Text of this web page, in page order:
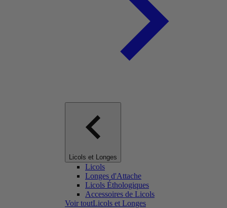
Licols et Longes
Licols
Longes d'Attache
Licols Éthologiques
Accessoires de Licols
Voir toutLicols et Longes